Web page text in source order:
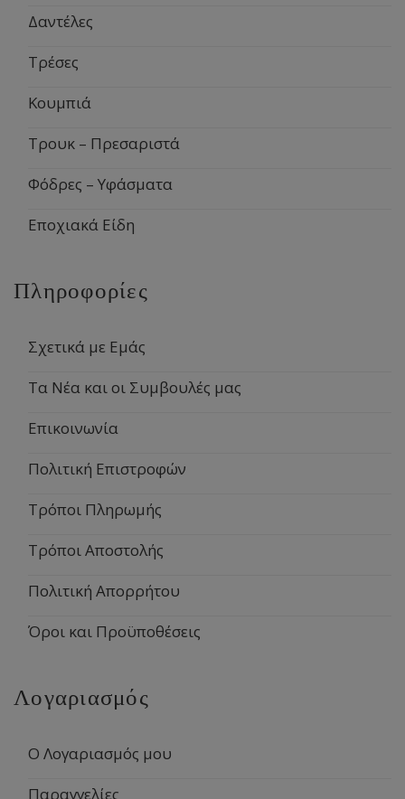
Δαντέλες
Τρέσες
Κουμπιά
Τρουκ – Πρεσαριστά
Φόδρες – Υφάσματα
Εποχιακά Είδη
Πληροφορίες
Σχετικά με Εμάς
Τα Νέα και οι Συμβουλές μας
Επικοινωνία
Πολιτική Επιστροφών
Τρόποι Πληρωμής
Τρόποι Αποστολής
Πολιτική Απορρήτου
Όροι και Προϋποθέσεις
Λογαριασμός
Ο Λογαριασμός μου
Παραγγελίες